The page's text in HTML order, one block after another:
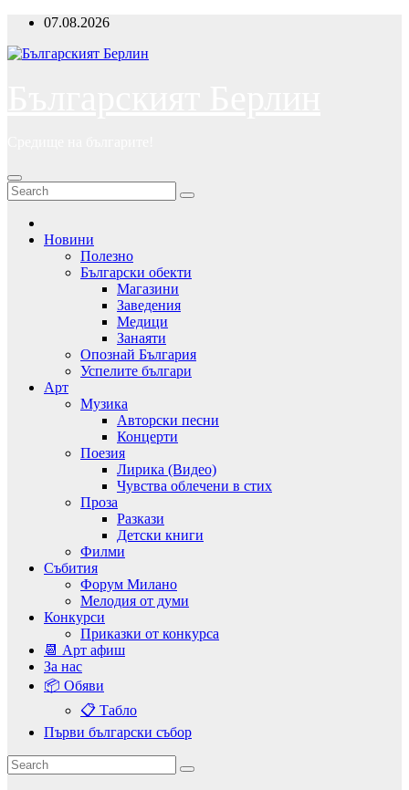
Skip
content
07.08.2026
Новини
Полезно
Български обекти
Магазини
Заведения
Медици
Занаяти
Опознай България
Успелите българи
Арт
Музика
Авторски песни
Концерти
Поезия
Лирика (Видео)
Чувства облечени в стих
Проза
Разкази
Детски книги
Филми
Събития
Форум Милано
Мелодия от думи
Конкурси
Приказки от конкурса
📆 Арт афиш
За нас
📦 Обяви
📋 Табло
Първи български събор